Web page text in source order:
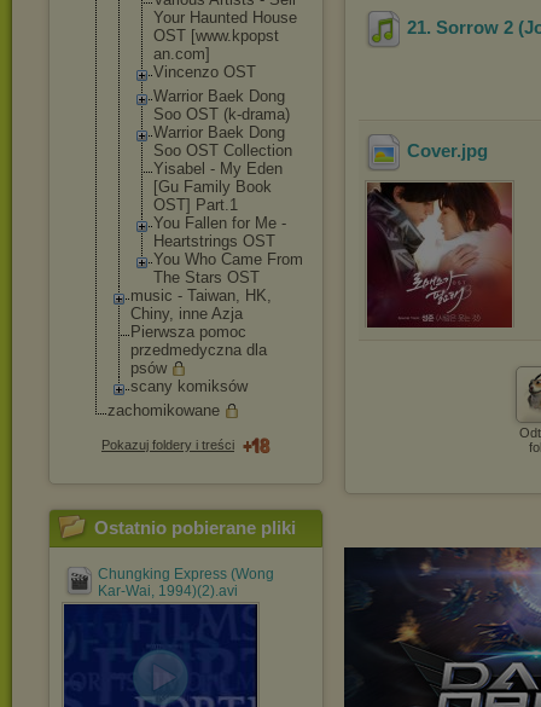
Your Haunted House
OST [www.kpopst
an.com]
Vincenzo OST
Warrior Baek Dong
Soo OST (k-drama)
Warrior Baek Dong
Soo OST Collection
Yisabel - My Eden
[Gu Family Book
OST] Part.1
You Fallen for Me -
Heartstrings OST
You Who Came From
The Stars OST
music - Taiwan, HK,
Chiny, inne Azja
Pierwsza pomoc
przedmedyczna dla
psów
scany komiksów
zachomikowane
Pokazuj foldery i treści
Ostatnio pobierane pliki
Chungking Express (Wong
Kar-Wai, 1994)(2).avi
21. Sorrow 2
Cover.jpg